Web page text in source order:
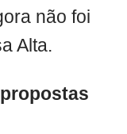
não foi
Alta.